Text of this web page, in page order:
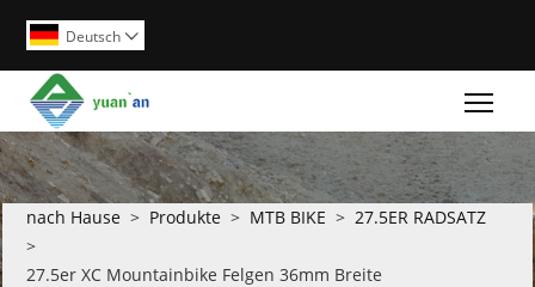
Deutsch 
nach Hause > Produkte > MTB BIKE > 27.5ER RADSATZ
>
27.5er XC Mountainbike Felgen 36mm Breite